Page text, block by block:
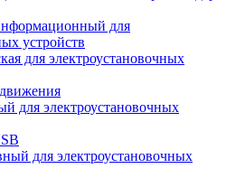
для
устройств
для электроустановочных
для электроустановочных
для электроустановочных